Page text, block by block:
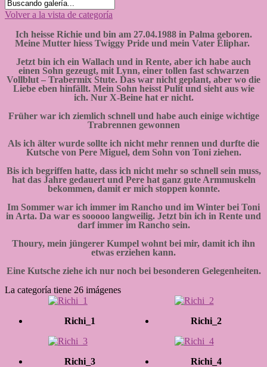
Volver a la vista de categoría
Ich heisse Richie und bin am 27.04.1988 in Palma geboren.
Meine Mutter hiess Twiggy Pride und mein Vater Eliphar.
Jetzt bin ich ein Wallach und in Rente, aber ich habe auch
einen Sohn gezeugt, mit Lynn, einer tollen fast schwarzen
Vollblut – Trabermix Stute. Das war nicht geplant, aber wo die
Liebe eben hinfällt. Mein Sohn heisst Pulit und sieht aus wie
ich. Nur X-Beine hat er nicht.
Früher war ich ziemlich schnell und habe auch einige wichtige
Trabrennen gewonnen
Als ich älter wurde sollte ich nicht mehr rennen und durfte die
Kutsche von Pere Miguel, dem Sohn von Toni ziehen.
Bis ich begriffen hatte, dass ich nicht mehr so schnell sein muss,
hat das Jahre gedauert und Pere hat ganz gute Armmuskeln
bekommen, damit er mich stoppen konnte.
Im Sommer war ich immer im Rancho und im Winter bei Toni
in Arta. Da war es sooooo langweilig. Jetzt bin ich in Rente und
darf immer im Rancho sein.
Thoury, mein jüngerer Kumpel wohnt bei mir, damit ich ihn
etwas erziehen kann.
Eine Kutsche ziehe ich nur noch bei besonderen Gelegenheiten.
La categoría tiene 26 imágenes
Richi_1 Richi_2
Richi_3 Richi_4